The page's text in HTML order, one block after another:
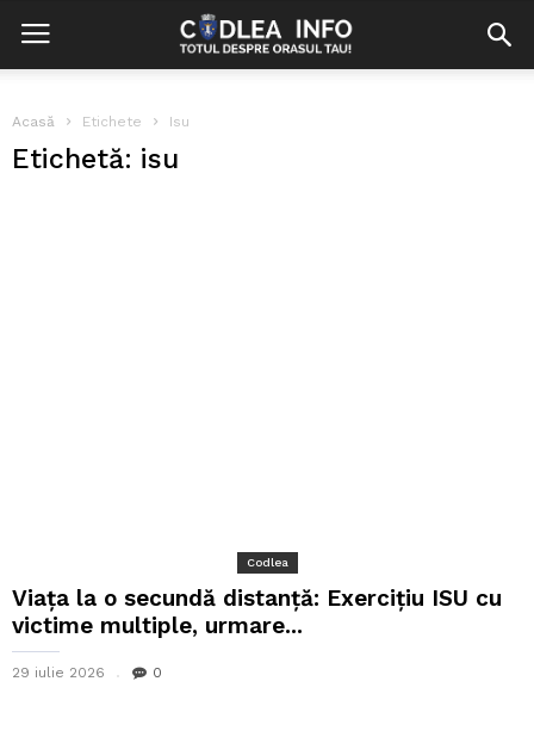
Acasă Etichete Isu
Etichetă: isu
Codlea
Viața la o secundă distanță: Exercițiu ISU cu
victime multiple, urmare...
29 iulie 2026 0